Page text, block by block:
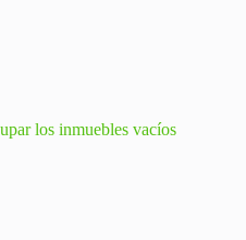
los inmuebles vacíos